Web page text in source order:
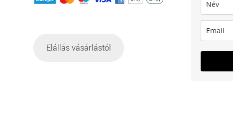
Elállás vásárlástól